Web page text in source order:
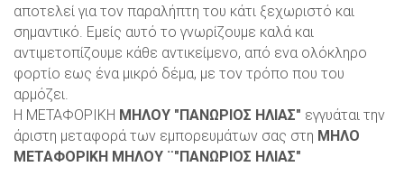
αποτελεί για τον παραλήπτη του κάτι ξεχωριστό και
σημαντικό. Εμείς αυτό το γνωρίζουμε καλά και
αντιμετοπίζουμε κάθε αντικείμενο, από ενα ολόκληρο
φορτίο εως ένα μικρό δέμα, με τον τρόπο που του
αρμόζει.
Η ΜΕΤΑΦΟΡΙΚΗ ΜΗΛΟΥ "ΠΑΝΩΡΙΟΣ ΗΛΙΑΣ" εγγυάται την
άριστη μεταφορά των εμπορευμάτων σας στη ΜΗΛΟ
ΜΕΤΑΦΟΡΙΚΗ ΜΗΛΟΥ ¨"ΠΑΝΩΡΙΟΣ ΗΛΙΑΣ"